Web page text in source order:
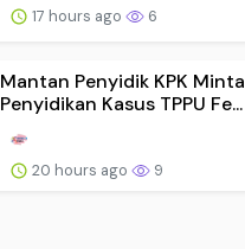
17 hours ago 6
Mantan Penyidik KPK Minta
Penyidikan Kasus TPPU Fe...
20 hours ago 9